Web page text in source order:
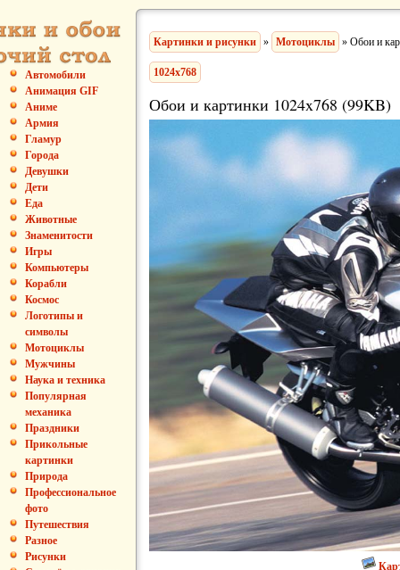
Автомобили
Анимация GIF
Аниме
Армия
Гламур
Города
Девушки
Дети
Еда
Животные
Знаменитости
Игры
Компьютеры
Корабли
Космос
Логотипы и
символы
Мотоциклы
Мужчины
Наука и техника
Популярная
механика
Праздники
Прикольные
картинки
Природа
Профессиональное
фото
Путешествия
Разное
Рисунки
Картинки и рисунки » Мотоциклы » Обои и
1024x768
Обои и картинки 1024x768 (99KB)